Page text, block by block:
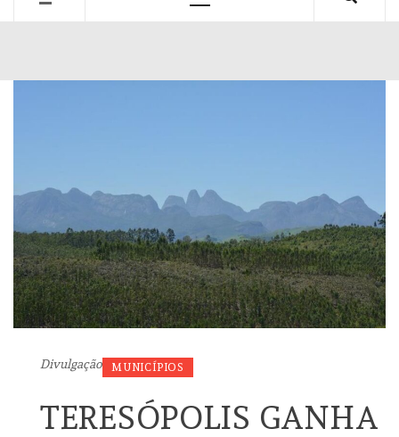
Divulgação MUNICÍPIOS
TERESÓPOLIS GANHA